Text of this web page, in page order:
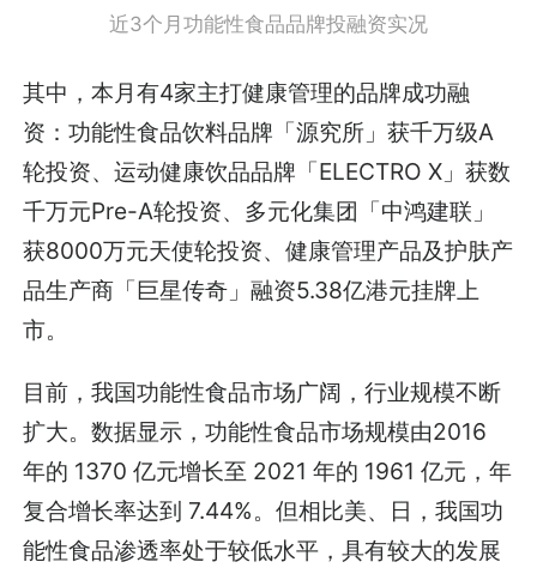
近3个月功能性食品品牌投融资实况
其中，本月有4家主打健康管理的品牌成功融
资：功能性食品饮料品牌「源究所」获千万级A
轮投资、运动健康饮品品牌「ELECTRO X」获数
千万元Pre-A轮投资、多元化集团「中鸿建联」
获8000万元天使轮投资、健康管理产品及护肤产
品生产商「巨星传奇」融资5.38亿港元挂牌上
市。
目前，我国功能性食品市场广阔，行业规模不断
扩大。数据显示，功能性食品市场规模由2016
年的 1370 亿元增长至 2021 年的 1961 亿元，年
复合增长率达到 7.44%。但相比美、日，我国功
能性食品渗透率处于较低水平，具有较大的发展